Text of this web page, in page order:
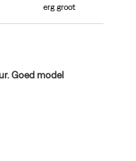
erg groot
Goed model